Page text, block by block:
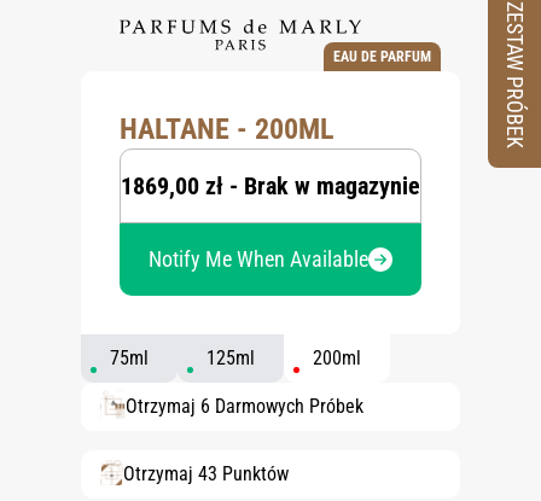
EAU DE PARFUM
HALTANE - 200ML
1869,00 zł - Brak w magazynie
Notify Me When Available
75ml 125ml 200ml
Otrzymaj 6 Darmowych Próbek
Otrzymaj 43 Punktów
ZESTAW PRÓBEK